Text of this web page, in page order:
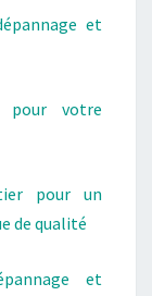
et
pour votre
pour un
de qualité
et